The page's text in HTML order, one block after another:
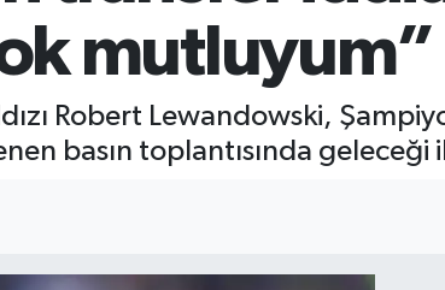
mutluyum”
Robert Lewandowski,
basın toplantısında geleceği